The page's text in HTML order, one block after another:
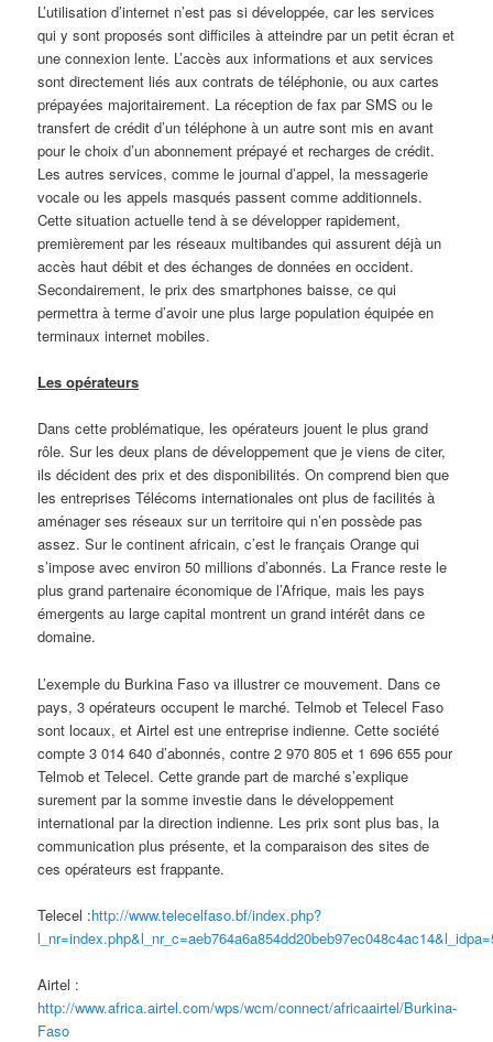
L’utilisation d’internet n’est pas si développée, car les services
qui y sont proposés sont difficiles à atteindre par un petit écran et
une connexion lente. L’accès aux informations et aux services
sont directement liés aux contrats de téléphonie, ou aux cartes
prépayées majoritairement. La réception de fax par SMS ou le
transfert de crédit d’un téléphone à un autre sont mis en avant
pour le choix d’un abonnement prépayé et recharges de crédit.
Les autres services, comme le journal d’appel, la messagerie
vocale ou les appels masqués passent comme additionnels.
Cette situation actuelle tend à se développer rapidement,
premièrement par les réseaux multibandes qui assurent déjà un
accès haut débit et des échanges de données en occident.
Secondairement, le prix des smartphones baisse, ce qui
permettra à terme d’avoir une plus large population équipée en
terminaux internet mobiles.
Les opérateurs
Dans cette problématique, les opérateurs jouent le plus grand
rôle. Sur les deux plans de développement que je viens de citer,
ils décident des prix et des disponibilités. On comprend bien que
les entreprises Télécoms internationales ont plus de facilités à
aménager ses réseaux sur un territoire qui n’en possède pas
assez. Sur le continent africain, c’est le français Orange qui
s’impose avec environ 50 millions d’abonnés. La France reste le
plus grand partenaire économique de l’Afrique, mais les pays
émergents au large capital montrent un grand intérêt dans ce
domaine.
L’exemple du Burkina Faso va illustrer ce mouvement. Dans ce
pays, 3 opérateurs occupent le marché. Telmob et Telecel Faso
sont locaux, et Airtel est une entreprise indienne. Cette société
compte 3 014 640 d’abonnés, contre 2 970 805 et 1 696 655 pour
Telmob et Telecel. Cette grande part de marché s’explique
surement par la somme investie dans le développement
international par la direction indienne. Les prix sont plus bas, la
communication plus présente, et la comparaison des sites de
ces opérateurs est frappante.
Telecel :http://www.telecelfaso.bf/index.php?
Airtel :
http://www.africa.airtel.com/wps/wcm/connect/africaairtel/Burkina-
Faso